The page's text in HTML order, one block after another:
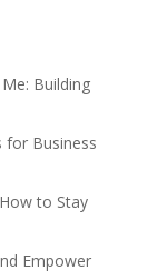
Building
for Business
to Stay
Empower